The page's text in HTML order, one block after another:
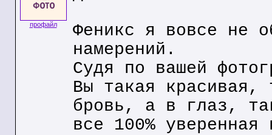
профайл
Феникс я вовсе не
намерений.
Судя по вашей
Вы такая красивая,
бровь, а в глаз,
все 100%